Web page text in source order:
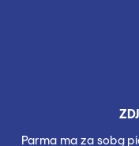
Parma ma za sobą